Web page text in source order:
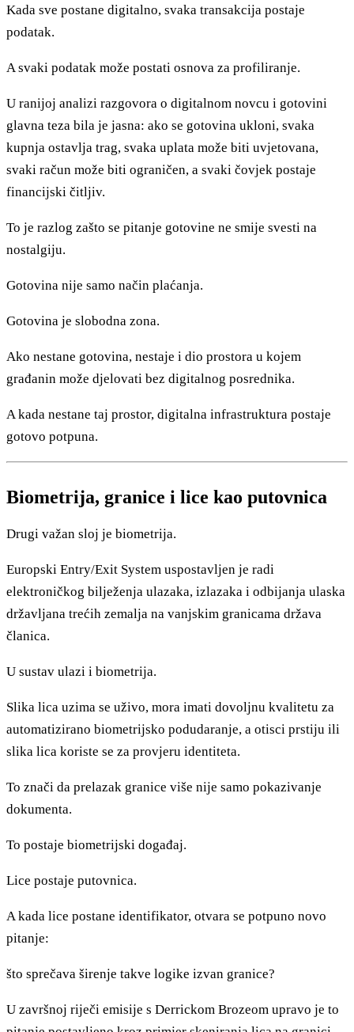
Kada sve postane digitalno, svaka transakcija postaje
podatak.
A svaki podatak može postati osnova za profiliranje.
U ranijoj analizi razgovora o digitalnom novcu i gotovini
glavna teza bila je jasna: ako se gotovina ukloni, svaka
kupnja ostavlja trag, svaka uplata može biti uvjetovana,
svaki račun može biti ograničen, a svaki čovjek postaje
financijski čitljiv.
To je razlog zašto se pitanje gotovine ne smije svesti na
nostalgiju.
Gotovina nije samo način plaćanja.
Gotovina je slobodna zona.
Ako nestane gotovina, nestaje i dio prostora u kojem
građanin može djelovati bez digitalnog posrednika.
A kada nestane taj prostor, digitalna infrastruktura postaje
gotovo potpuna.
Biometrija, granice i lice kao putovnica
Drugi važan sloj je biometrija.
Europski Entry/Exit System uspostavljen je radi
elektroničkog bilježenja ulazaka, izlazaka i odbijanja ulaska
državljana trećih zemalja na vanjskim granicama država
članica.
U sustav ulazi i biometrija.
Slika lica uzima se uživo, mora imati dovoljnu kvalitetu za
automatizirano biometrijsko podudaranje, a otisci prstiju ili
slika lica koriste se za provjeru identiteta.
To znači da prelazak granice više nije samo pokazivanje
dokumenta.
To postaje biometrijski događaj.
Lice postaje putovnica.
A kada lice postane identifikator, otvara se potpuno novo
pitanje:
što sprečava širenje takve logike izvan granice?
U završnoj riječi emisije s Derrickom Brozeom upravo je to